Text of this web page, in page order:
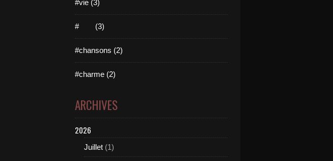
#vie (3)
# (3)
#chansons (2)
#charme (2)
ARCHIVES
2026
Juillet (1)